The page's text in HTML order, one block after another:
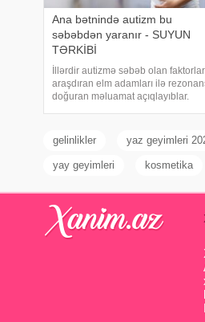
Ana bətnində autizm bu
səbəbdən yaranır - SUYUN
TƏRKİBİ
İllərdir autizmə səbəb olan
araşdıran elm adamları ilə
doğuran məluamat açıqlayıblar.
miqdarı ilə əlaqələndirilib.
Universitetində
gelinlikler yaz geyimleri
yay geyimleri kosmetika